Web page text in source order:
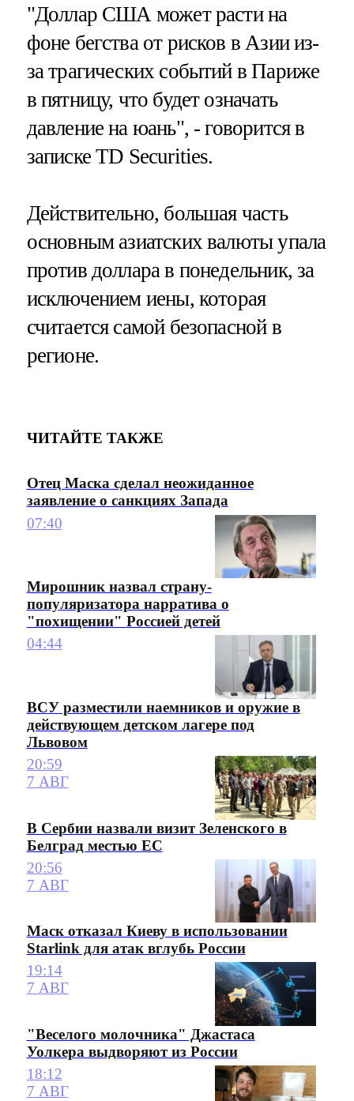
"Доллар США может расти на
фоне бегства от рисков в Азии из-
за трагических событий в Париже
в пятницу, что будет означать
давление на юань", - говорится в
записке TD Securities.
Действительно, большая часть
основным азиатских валюты упала
против доллара в понедельник, за
исключением иены, которая
считается самой безопасной в
регионе.
ЧИТАЙТЕ ТАКЖЕ
Отец Маска сделал неожиданное
заявление о санкциях Запада
07:40
Мирошник назвал страну-
популяризатора нарратива о
"похищении" Россией детей
04:44
ВСУ разместили наемников и оружие в
действующем детском лагере под
Львовом
20:59
7 АВГ
В Сербии назвали визит Зеленского в
Белград местью ЕС
20:56
7 АВГ
Маск отказал Киеву в использовании
Starlink для атак вглубь России
19:14
7 АВГ
"Веселого молочника" Джастаса
Уолкера выдворяют из России
18:12
7 АВГ